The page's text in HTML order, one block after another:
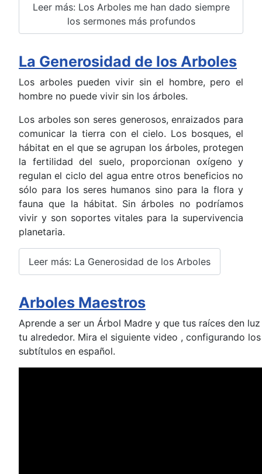
Leer más: Los Arboles me han dado siempre
los sermones más profundos
La Generosidad de los Arboles
Los arboles pueden vivir sin el hombre, pero el
hombre no puede vivir sin los árboles.
Los arboles son seres generosos, enraizados para
comunicar la tierra con el cielo. Los bosques, el
hábitat en el que se agrupan los árboles, protegen
la fertilidad del suelo, proporcionan oxígeno y
regulan el ciclo del agua entre otros beneficios no
sólo para los seres humanos sino para la flora y
fauna que la hábitat. Sin árboles no podríamos
vivir y son soportes vitales para la supervivencia
planetaria.
Leer más: La Generosidad de los Arboles
Arboles Maestros
Aprende a ser un Árbol Madre y que tus raíces den
tu alrededor. Mira el siguiente video , configurando los
subtítulos en español.